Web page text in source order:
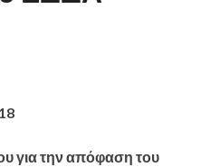
για την απόφαση του